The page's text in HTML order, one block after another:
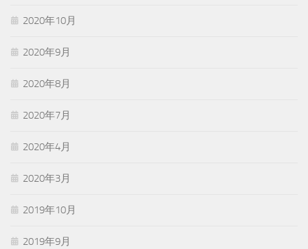
2020年10月
2020年9月
2020年8月
2020年7月
2020年4月
2020年3月
2019年10月
2019年9月